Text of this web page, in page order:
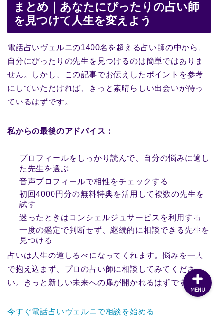
まとめ｜あなたにぴったりの占い師
を見つけて人生を変えよう
電話占いヴェルニの1400名を超える占い師の中から、
自分にぴったりの先生を見つけるのは簡単ではありま
せん。しかし、この記事でお伝えしたポイントを参考
にしていただければ、きっと素晴らしい出会いが待っ
ているはずです。
私からの最後のアドバイス：
プロフィールをしっかり読んで、自分の悩みに適し
た先生を選ぶ
音声プロフィールで相性をチェックする
初回4000円分の無料特典を活用して複数の先生を
試す
迷ったときはコンシェルジュサービスを利用する
一度の鑑定で判断せず、継続的に相談できる先生を
見つける
占いは人生の道しるべになってくれます。悩みを一人
で抱え込まず、プロの占い師に相談してみてくださ
い。きっと新しい未来への扉が開かれるはずです。
今すぐ電話占いヴェルニで相談を始める
MENU